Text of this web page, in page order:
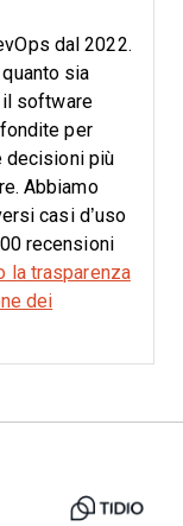
dal 2022.
sia
software
per
decisioni più
Abbiamo
casi d’uso
recensioni
la trasparenza
dei